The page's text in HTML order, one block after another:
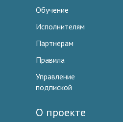
Обучение
Исполнителям
Партнерам
Правила
Управление
подпиской
О проекте